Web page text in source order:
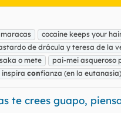
cocaine keeps your
de drácula y teresa de la
o mete pai-mei asqueroso
inspira confianza (en la eutanasia)
te crees guapo,